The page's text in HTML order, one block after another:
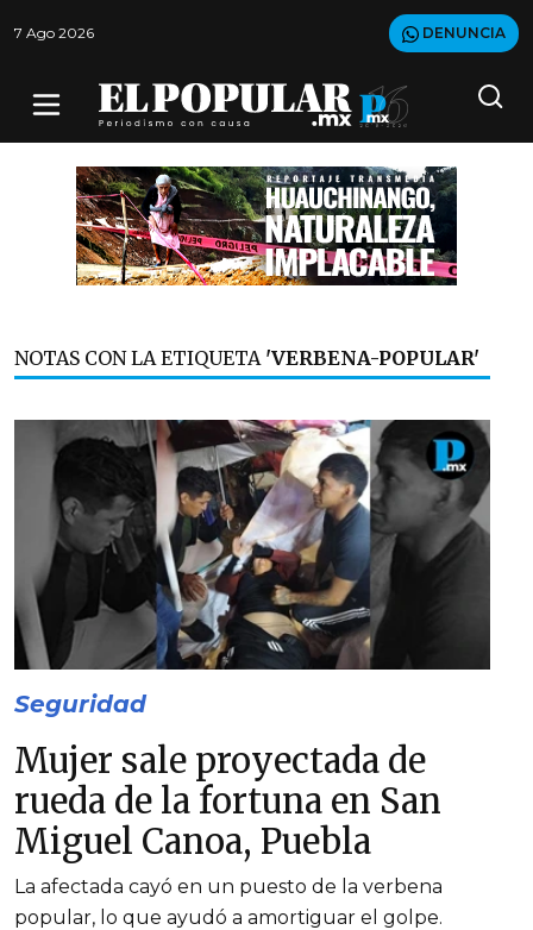
7 Ago 2026 DENUNCIA
NOTAS CON LA ETIQUETA 'VERBENA-POPULAR'
Seguridad
Mujer sale proyectada de
rueda de la fortuna en San
Miguel Canoa, Puebla
La afectada cayó en un puesto de la verbena
popular, lo que ayudó a amortiguar el golpe.